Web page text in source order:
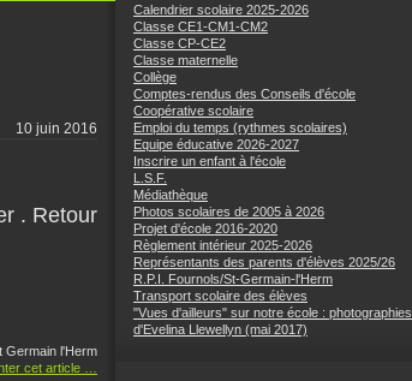
10 juin 2016
. Retour
Germain l'Herm
cet article
Calendrier scolaire 2025-2026
Classe CE1-CM1-CM2
Classe CP-CE2
Classe maternelle
Collège
Comptes-rendus des Conseils d'école
Coopérative scolaire
Emploi du temps (rythmes scolaires)
Equipe éducative 2026-2027
Inscrire un enfant à l'école
L.S.F.
Médiathèque
Photos scolaires de 2005 à 2026
Projet d'école 2016-2020
Règlement intérieur 2025-2026
Représentants des parents d'élèves 2025/26
R.P.I. Fournols/St-Germain-l'Herm
Transport scolaire des élèves
"Vues d'ailleurs" sur notre école : photographies
d'Evelina Llewellyn (mai 2017)